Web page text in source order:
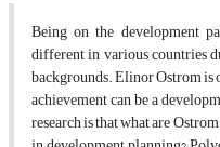
Being on the development
different in various countries
backgrounds. Elinor Ostrom
achievement can be a
research is that what are